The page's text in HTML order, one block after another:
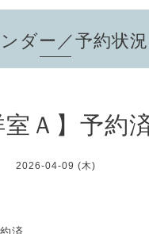
ダー／予約状況
室Ａ】予約
2026-04-09 (木)